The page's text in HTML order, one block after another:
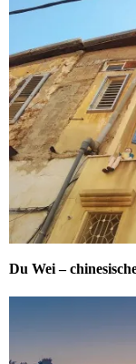
Du Wei –